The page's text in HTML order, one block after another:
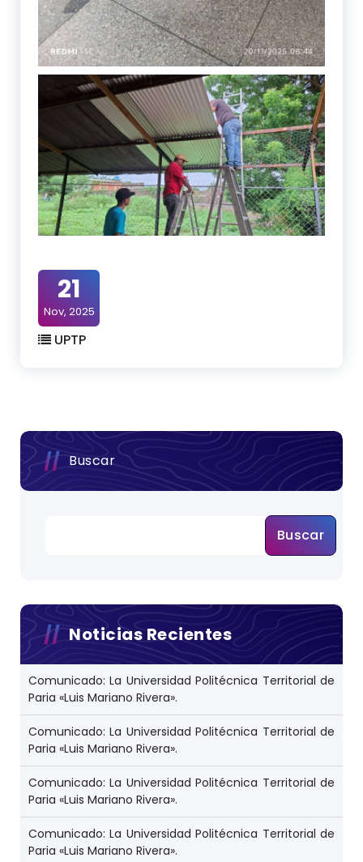
21
Nov, 2025
UPTP
Buscar
Buscar
Noticias Recientes
Comunicado: La Universidad Politécnica Territorial de
Paria «Luis Mariano Rivera».
Comunicado: La Universidad Politécnica Territorial de
Paria «Luis Mariano Rivera».
Comunicado: La Universidad Politécnica Territorial de
Paria «Luis Mariano Rivera».
Comunicado: La Universidad Politécnica Territorial de
Paria «Luis Mariano Rivera».